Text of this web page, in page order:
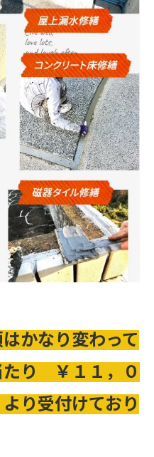
かなり変わって
たり ￥１１，０
り受付けており